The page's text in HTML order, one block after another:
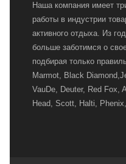
Наша компания имеет
работы в индустрии
активного отдыха. Из
больше заботимся о
подбирая только
Marmot, Black
VauDe, Deuter, Red Fox,
Head, Scott, Halti,